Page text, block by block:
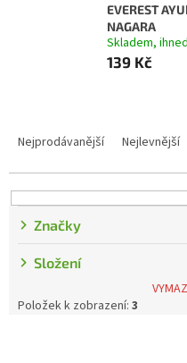
EVEREST
NAGARA
Skladem,
139 Kč
Nejprodávanější Nejlevnější
Značky
Složení
Položek k zobrazení: 3